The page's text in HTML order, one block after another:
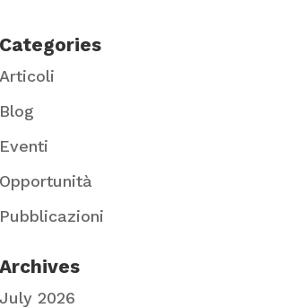
Categories
Articoli
Blog
Eventi
Opportunità
Pubblicazioni
Archives
July 2026